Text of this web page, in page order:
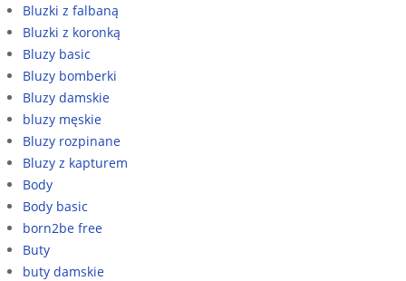
Bluzki z falbaną
Bluzki z koronką
Bluzy basic
Bluzy bomberki
Bluzy damskie
bluzy męskie
Bluzy rozpinane
Bluzy z kapturem
Body
Body basic
born2be free
Buty
buty damskie